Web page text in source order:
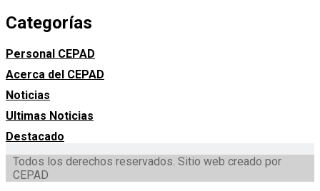
Categorías
Personal CEPAD
Acerca del CEPAD
Noticias
Ultimas Noticias
Destacado
Todos los derechos reservados. Sitio web creado por
CEPAD